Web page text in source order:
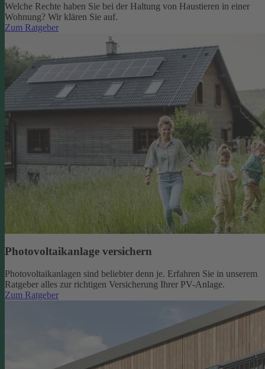
Welche Rechte haben Sie bei der Haltung von Haustieren in einer
Wohnung? Wir klären Sie auf.
Zum Ratgeber
Photovoltaikanlage versichern
Photovoltaikanlagen sind beliebter denn je. Erfahren Sie in unserem
Ratgeber alles zur richtigen Versicherung Ihrer PV-Anlage.
Zum Ratgeber